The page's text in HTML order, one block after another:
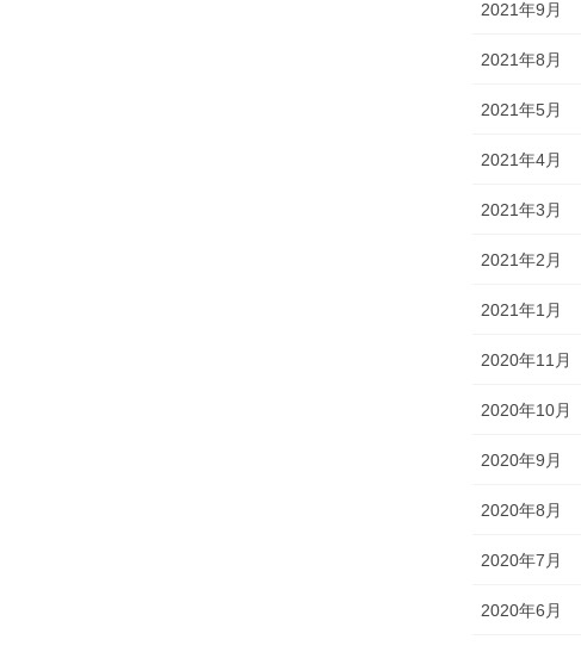
2021年9月
2021年8月
2021年5月
2021年4月
2021年3月
2021年2月
2021年1月
2020年11月
2020年10月
2020年9月
2020年8月
2020年7月
2020年6月